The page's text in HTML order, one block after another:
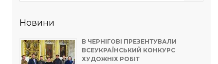
Новини
В ЧЕРНІГОВІ ПРЕЗЕНТУВАЛИ
ВСЕУКРАЇНСЬКИЙ КОНКУРС
ХУДОЖНІХ РОБІТ